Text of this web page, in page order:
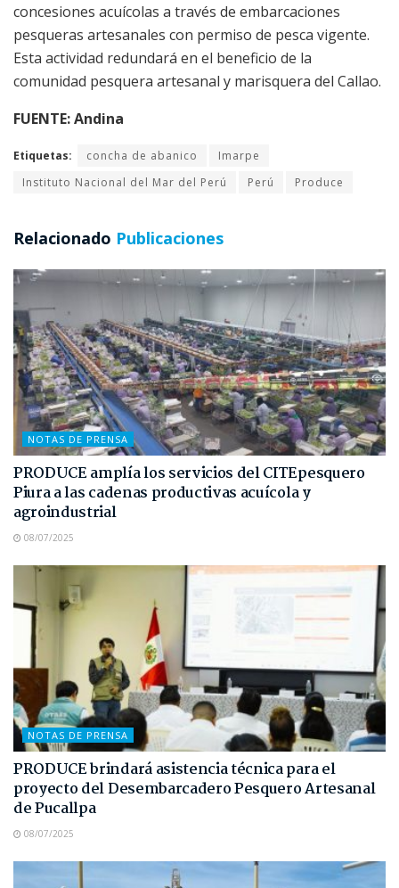
concesiones acuícolas a través de embarcaciones
pesqueras artesanales con permiso de pesca vigente.
Esta actividad redundará en el beneficio de la
comunidad pesquera artesanal y marisquera del Callao.
FUENTE: Andina
Etiquetas: concha de abanico
Imarpe
Instituto Nacional del Mar del Perú
Perú Produce
Relacionado Publicaciones
NOTAS DE PRENSA
PRODUCE amplía los servicios del CITEpesquero
Piura a las cadenas productivas acuícola y
agroindustrial
08/07/2025
NOTAS DE PRENSA
PRODUCE brindará asistencia técnica para el
proyecto del Desembarcadero Pesquero Artesanal
de Pucallpa
08/07/2025